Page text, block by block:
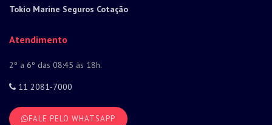
Tokio Marine Seguros Cotação
Atendimento
2º a 6º das 08:45 às 18h.
11 2081-7000
FALE PELO WHATSAPP